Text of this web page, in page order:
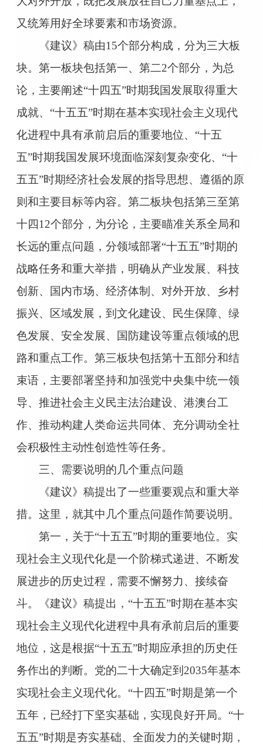
又统筹用好全球要素和市场资源。
《建议》稿由15个部分构成，分为三大板
块。第一板块包括第一、第二2个部分，为总
论，主要阐述“十四五”时期我国发展取得重大
成就、“十五五”时期在基本实现社会主义现代
化进程中具有承前启后的重要地位、“十五
五”时期我国发展环境面临深刻复杂变化、“十
五五”时期经济社会发展的指导思想、遵循的原
则和主要目标等内容。第二板块包括第三至第
十四12个部分，为分论，主要瞄准关系全局和
长远的重点问题，分领域部署“十五五”时期的
战略任务和重大举措，明确从产业发展、科技
创新、国内市场、经济体制、对外开放、乡村
振兴、区域发展，到文化建设、民生保障、绿
色发展、安全发展、国防建设等重点领域的思
路和重点工作。第三板块包括第十五部分和结
束语，主要部署坚持和加强党中央集中统一领
导、推进社会主义民主法治建设、港澳台工
作、推动构建人类命运共同体、充分调动全社
会积极性主动性创造性等任务。
三、需要说明的几个重点问题
《建议》稿提出了一些重要观点和重大举
措。这里，就其中几个重点问题作简要说明。
第一，关于“十五五”时期的重要地位。实
现社会主义现代化是一个阶梯式递进、不断发
展进步的历史过程，需要不懈努力、接续奋
斗。《建议》稿提出，“十五五”时期在基本实
现社会主义现代化进程中具有承前启后的重要
地位，这是根据“十五五”时期应承担的历史任
务作出的判断。党的二十大确定到2035年基本
实现社会主义现代化。“十四五”时期是第一个
五年，已经打下坚实基础，实现良好开局。“十
五五”时期是夯实基础、全面发力的关键时期，